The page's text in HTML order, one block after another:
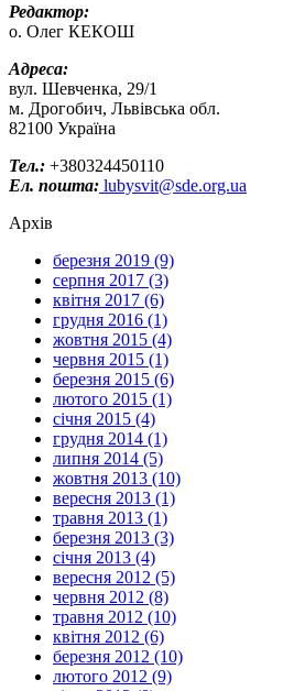
Редактор:
о. Олег КЕКОШ
Адреса:
вул. Шевченка, 29/1
м. Дрогобич, Львівська обл.
82100 Україна
Тел.: +380324450110
Ел. пошта: lubysvit@sde.org.ua
Архів
березня 2019 (9)
серпня 2017 (3)
квітня 2017 (6)
грудня 2016 (1)
жовтня 2015 (4)
червня 2015 (1)
березня 2015 (6)
лютого 2015 (1)
січня 2015 (4)
грудня 2014 (1)
липня 2014 (5)
жовтня 2013 (10)
вересня 2013 (1)
травня 2013 (1)
березня 2013 (3)
січня 2013 (4)
вересня 2012 (5)
червня 2012 (8)
травня 2012 (10)
квітня 2012 (6)
березня 2012 (10)
лютого 2012 (9)